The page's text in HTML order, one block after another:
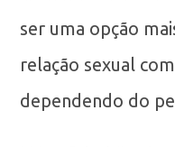
ser uma opção
relação sexual
dependendo do